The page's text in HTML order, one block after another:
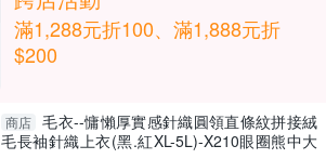
滿1,288元折100、滿1,888元折
$200
商店 毛衣--慵懶厚實感針織圓領直條紋拼接絨
毛長袖針織上衣(黑.紅XL-5L)-X210眼圈熊中大